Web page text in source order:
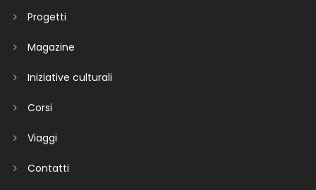
Progetti
Magazine
Iniziative culturali
Corsi
Viaggi
Contatti